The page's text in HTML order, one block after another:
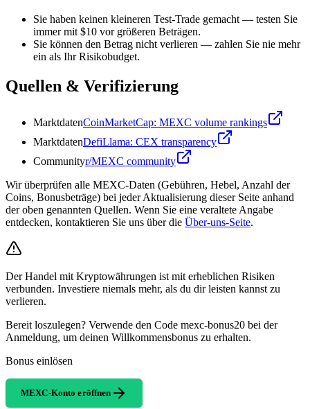
Sie haben keinen kleineren Test-Trade gemacht — testen Sie
immer mit $10 vor größeren Beträgen.
Sie können den Betrag nicht verlieren — zahlen Sie nie mehr
ein als Ihr Risikobudget.
Quellen & Verifizierung
MarktdatenCoinMarketCap: MEXC volume rankings
MarktdatenDefiLlama: CEX transparency
Communityr/MEXC community
Wir überprüfen alle MEXC-Daten (Gebühren, Hebel, Anzahl der
Coins, Bonusbeträge) bei jeder Aktualisierung dieser Seite anhand
der oben genannten Quellen. Wenn Sie eine veraltete Angabe
entdecken, kontaktieren Sie uns über die Über-uns-Seite.
Der Handel mit Kryptowährungen ist mit erheblichen Risiken
verbunden. Investiere niemals mehr, als du dir leisten kannst zu
verlieren.
Bereit loszulegen? Verwende den Code mexc-bonus20 bei der
Anmeldung, um deinen Willkommensbonus zu erhalten.
Bonus einlösen
MEXC-Konto eröffnen